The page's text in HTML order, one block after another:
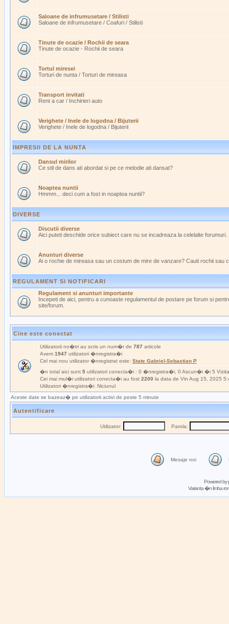
Saloane de infrumusetare / Stilisti
Saloane de infrumusetare / Coafuri / Stilisti
Tinute de ocazie / Rochii de seara
Tinute de ocazie - Rochii de seara
Tortul miresei
Torturi de nunta / Torturi de mireasa
Transport invitati
Rent a car / Inchirieri auto
Verighete / Inele de logodna / Bijuterii
Verighete / Inele de logodna / Bijuterii
IMPRESII DE LA NUNTA
Dansul mirilor
Ce stil de dans ati abordat si pe ce melodie ati dansat?
Noaptea nuntii
Hmmm... deci cum a fost in noaptea nuntii?
DIVERSE
Discutii diverse
Aici puteti deschide orice subiect care nu se incadreaza la celelalte forumuri.
Anunturi diverse
Ai o rochie de mireasa sau un costum de mire de vanzare? Cauti rochii sau
REGULAMENT SI NOTIFICARI
Regulament si anunturi importante
Incepeti de aici, pentru a cunoaste regulamentul de postare pe forum si
site/forum.
Cine este conectat
Utilizatorii no�tri au scris un num�r de 787 articole
Avem 1947 utilizatori �nregistra�i
Cel mai nou utilizator �nregistrat este: State Gabriel-Sebastian P
�n total aici sunt 5 utilizatori conecta�i : 0 �nregistra�i, 0 Ascun�i �i 5
Cei mai mul�i utilizatori conecta�i au fost 2200 la data de Vin Aug 15, 2025
Utilizatori �nregistra�i: Niciunul
Aceste date se bazeaz� pe utilizatorii activi de peste 5 minute
Autentificare
Utilizator: Parola:
Mesaje noi
Powered by
Varianta �n limba